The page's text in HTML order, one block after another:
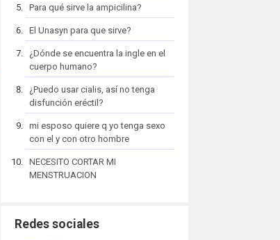
Para qué sirve la ampicilina?
El Unasyn para que sirve?
¿Dónde se encuentra la ingle en el
cuerpo humano?
¿Puedo usar cialis, así no tenga
disfunción eréctil?
mi esposo quiere q yo tenga sexo
con el y con otro hombre
NECESITO CORTAR MI
MENSTRUACION
Redes sociales